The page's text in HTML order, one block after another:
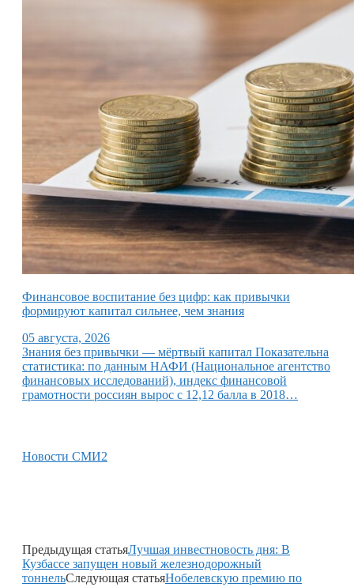
Финансовое воспитание без цифр: как привычки
формируют капитал сильнее, чем знания
05 августа, 2026
Знания без привычки — мёртвый капитал Показательна
статистика: по данным НАФИ (Национальное агентство
финансовых исследований), индекс финансовой
грамотности россиян вырос с 12,12 балла в 2018…
Новости СМИ2
Предыдущая статьяЛучшая инвестновость дня: В
Кузбассе запущен новый железнодорожный
тоннельСледующая статьяНобелевскую премию по